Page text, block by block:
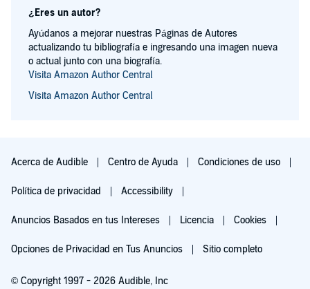
¿Eres un autor?
Ayúdanos a mejorar nuestras Páginas de Autores
actualizando tu bibliografía e ingresando una imagen nueva
o actual junto con una biografía.
Visita Amazon Author Central
Visita Amazon Author Central
Acerca de Audible Centro de Ayuda Condiciones de uso
Política de privacidad Accessibility
Anuncios Basados en tus Intereses Licencia Cookies
Opciones de Privacidad en Tus Anuncios Sitio completo
© Copyright 1997 - 2026 Audible, Inc